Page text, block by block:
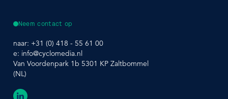
Neem contact op
naar: +31 (0) 418 - 55 61 00
e: info@cyclomedia.nl
Van Voordenpark 1b 5301 KP Zaltbommel
(NL)